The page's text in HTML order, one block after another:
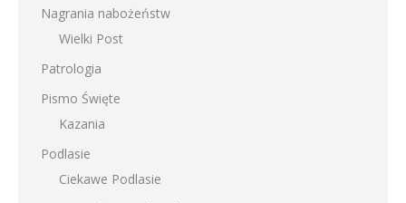
Nagrania nabożeństw
Wielki Post
Patrologia
Pismo Święte
Kazania
Podlasie
Ciekawe Podlasie